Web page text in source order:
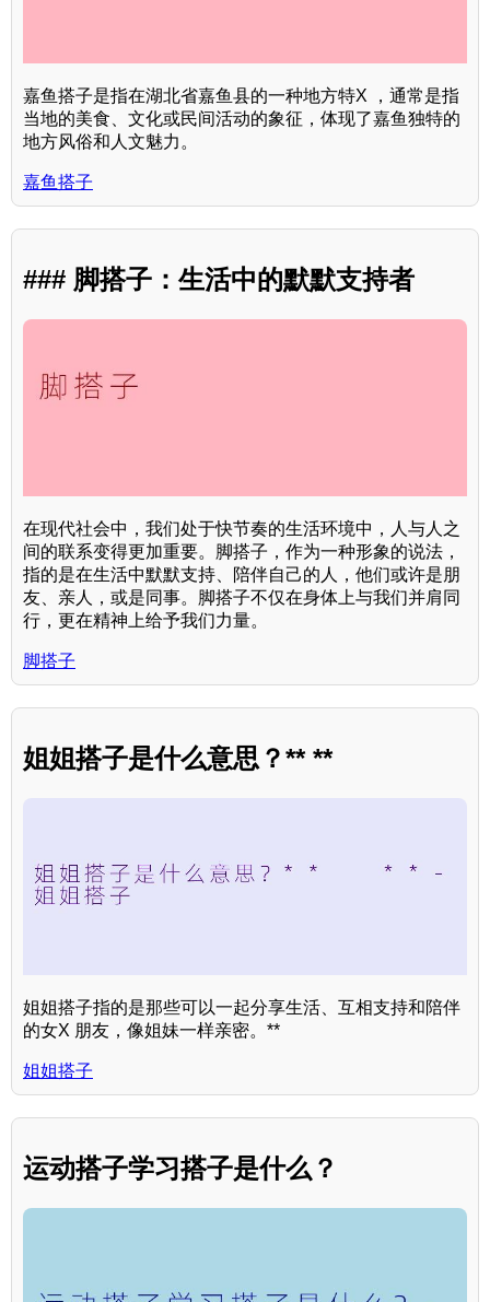
嘉鱼搭子是指在湖北省嘉鱼县的一种地方特X ，通常是指
当地的美食、文化或民间活动的象征，体现了嘉鱼独特的
地方风俗和人文魅力。
嘉鱼搭子
### 脚搭子：生活中的默默支持者
在现代社会中，我们处于快节奏的生活环境中，人与人之
间的联系变得更加重要。脚搭子，作为一种形象的说法，
指的是在生活中默默支持、陪伴自己的人，他们或许是朋
友、亲人，或是同事。脚搭子不仅在身体上与我们并肩同
行，更在精神上给予我们力量。
脚搭子
姐姐搭子是什么意思？** **
姐姐搭子指的是那些可以一起分享生活、互相支持和陪伴
的女X 朋友，像姐妹一样亲密。**
姐姐搭子
运动搭子学习搭子是什么？